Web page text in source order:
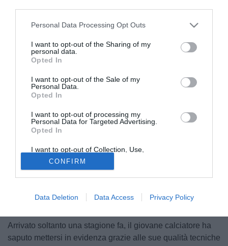
Personal Data Processing Opt Outs
I want to opt-out of the Sharing of my
personal data.
Opted In
I want to opt-out of the Sale of my
Personal Data.
Opted In
I want to opt-out of processing my
Personal Data for Targeted Advertising.
Opted In
I want to opt-out of Collection, Use,
Retention, Sale, and/or Sharing of my
Personal Data that Is Unrelated with the
Purposes for which it was collected.
Opted Out
CONFIRM
Data Deletion Data Access Privacy Policy
Varesina continua a confermarsi una realtà capace di
professionistico. Il club rossoblù ha infatti ufficializzato il
trasferimento diMarcelo Vazal
rappresenta un importante riconoscimento del lavoro svolto
dalla società sul fronte della crescita e dello sviluppo dei
Arrivato soltanto una stagione fa, il giovane calciatore ha
saputo mettersi in evidenza grazie alle sue qualità tecniche